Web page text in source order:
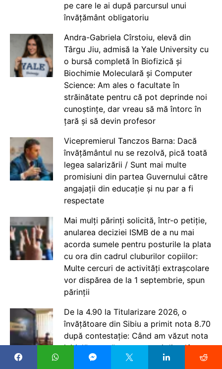
pe care le ai după parcursul unui
învățământ obligatoriu
Andra-Gabriela Cîrstoiu, elevă din
Târgu Jiu, admisă la Yale University cu
o bursă completă în Biofizică și
Biochimie Moleculară și Computer
Science: Am ales o facultate în
străinătate pentru că pot deprinde noi
cunoștințe, dar vreau să mă întorc în
țară și să devin profesor
Vicepremierul Tanczos Barna: Dacă
învățământul nu se rezolvă, pică toată
legea salarizării / Sunt mai multe
promisiuni din partea Guvernului către
angajații din educație și nu par a fi
respectate
Mai mulți părinți solicită, într-o petiție,
anularea deciziei ISMB de a nu mai
acorda sumele pentru posturile la plata
cu ora din cadrul cluburilor copiilor:
Multe cercuri de activități extrașcolare
vor dispărea de la 1 septembrie, spun
părinții
De la 4.90 la Titularizare 2026, o
învățătoare din Sibiu a primit nota 8.70
după contestație: Când am văzut nota
inițială, nu mă puteam opri din plâns.
Mi-am dat seama că lucrarea mea nu a